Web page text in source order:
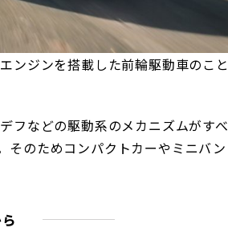
ンジンを搭載した前輪駆動車のこと
フなどの駆動系のメカニズムがすべ
そのためコンパクトカーやミニバン